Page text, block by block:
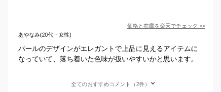
価格と在庫を楽天でチェック >>
あやなみ(20代・女性)
パールのデザインがエレガントで上品に見えるアイテムに
なっていて、落ち着いた色味が扱いやすいかと思います。
全てのおすすめコメント（2件）